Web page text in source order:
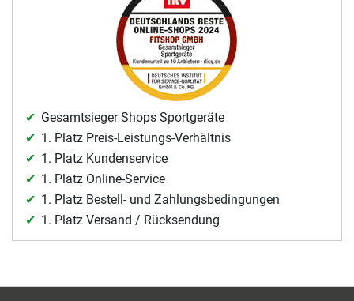
Gesamtsieger Shops Sportgeräte
1. Platz Preis-Leistungs-Verhältnis
1. Platz Kundenservice
1. Platz Online-Service
1. Platz Bestell- und Zahlungsbedingungen
1. Platz Versand / Rücksendung